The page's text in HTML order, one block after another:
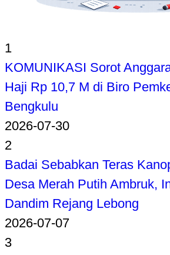
1
KOMUNIKASI Sorot
Haji Rp 10,7 M di Biro
Bengkulu
2026-07-30
2
Badai Sebabkan Teras
Desa Merah Putih Ambruk,
Dandim Rejang Lebong
2026-07-07
3